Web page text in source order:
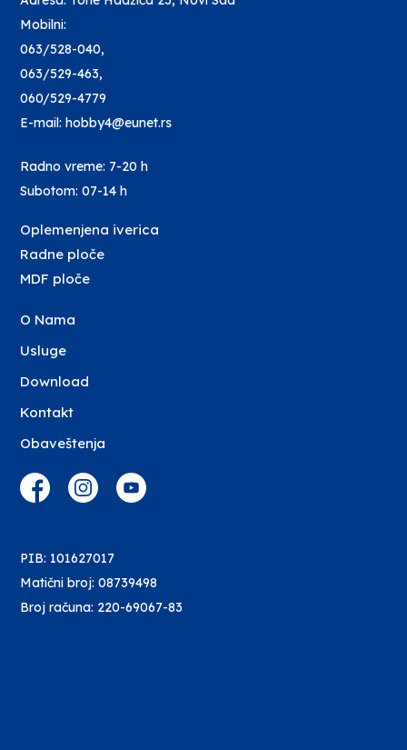
Mobilni:
063/528-040,
063/529-463,
060/529-4779
E-mail: hobby4@eunet.rs
Radno vreme: 7-20 h
Subotom: 07-14 h
Oplemenjena iverica
Radne ploče
MDF ploče
O Nama
Usluge
Download
Kontakt
Obaveštenja
PIB: 101627017
Matični broj: 08739498
Broj računa: 220-69067-83